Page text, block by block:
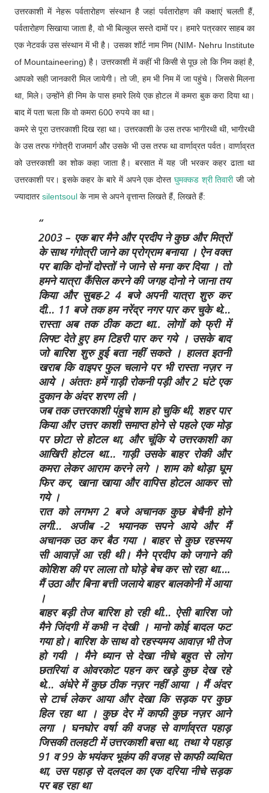
उत्तरकाशी में नेहरू पर्वतारोहण संस्थान है जहां पर्वतारोहण की कक्षाएं चलती हैं,
पर्वतारोहण सिखाया जाता है, वो भी बिल्कुल सस्ते दामों पर। हमारे पत्रकार साहब का
एक नेटवर्क उस संस्थान में भी है। उसका शॉर्ट नाम निम (NIM- Nehru Institute
of Mountaineering) है। उत्तरकाशी में कहीं भी किसी से पूछ लो कि निम कहां है,
आपको सही जानकारी मिल जायेगी। तो जी, हम भी निम में जा पहुंचे। जिससे मिलना
था, मिले। उन्होंने ही निम के पास हमारे लिये एक होटल में कमरा बुक करा दिया था।
बाद में पता चला कि वो कमरा 600 रुपये का था।
कमरे से पूरा उत्तरकाशी दिख रहा था। उत्तरकाशी के उस तरफ भागीरथी थी, भागीरथी
के उस तरफ गंगोत्री राजमार्ग और उसके भी उस तरफ था वार्णाव्रत पर्वत। वार्णाव्रत
को उत्तरकाशी का शोक कहा जाता है। बरसात में यह जी भरकर कहर ढाता था
उत्तरकाशी पर। इसके कहर के बारे में अपने एक दोस्त घुमक्कड श्री तिवारीजी जो
ज्यादातरsilentsoul के नाम से अपने वृत्तान्त लिखते हैं, लिखते हैं:
2003 – एक बार मैने और प्रदीप ने कुछ और मित्रों
के साथ गंगोत्री जाने का प्रोग्राम बनाया । ऐन वक्त
पर बाकि दोनों दोस्तों ने जाने से मना कर दिया । तो
हमने यात्रा कैंसिल करने की जगह दोनो ने जाना तय
किया और सुबह-2 4 बजे अपनी यात्रा शुरु कर
दी… 11 बजे तक हम नरेंद्र नगर पार कर चुके थे…
रास्ता अब तक ठीक कटा था.. लोगों को फ्री में
लिफ्ट देते हुए हम टिहरी पार कर गये । उसके बाद
जो बारिश शुरु हुई बता नहीं सकते । हालत इतनी
खराब कि वाइपर फुल चलाने पर भी रास्ता नज़र न
आये । अंततः हमें गाड़ी रोकनी पड़ी और 2 घंटे एक
दुकान के अंदर शरण ली ।
जब तक उत्तरकाशी पंहुचे शाम हो चुकि थी, शहर पार
किया और उत्तर काशी समाप्त होने से पहले एक मोड़
पर छोटा से होटल था, और चूंकि ये उत्तरकाशी का
आखिरी होटल था… गाड़ी उसके बाहर रोकी और
कमरा लेकर आराम करने लगे । शाम को थोड़ा घूम
फिर कर, खाना खाया और वापिस होटल आकर सो
गये ।
रात को लगभग 2 बजे अचानक कुछ बेचैनी होने
लगी… अजीब -2 भयानक सपने आये और मैं
अचानक उठ कर बैठ गया । बाहर से कुछ रहस्मय
सी आवाज़ें आ रही थी। मैने प्रदीप को जगाने की
कोशिश की पर लाला तो घोड़े बेच कर सो रहा था….
मैं उठा और बिना बत्ती जलाये बाहर बालकोनी में आया
।
बाहर बड़ी तेज बारिश हो रही थी… ऐसी बारिश जो
मैने जिंदगी में कभी न देखी । मानो कोई बादल फट
गया हो। बारिश के साथ वो रहस्यमय आवाज़ भी तेज
हो गयी । मैने ध्यान से देखा नीचे बहुत से लोग
छतरियां व ओवरकोट पहन कर खड़े कुछ देख रहे
थे… अंधेरे में कुछ ठीक नज़र नहीं आया । मैं अंदर
से टार्च लेकर आया और देखा कि सड़क पर कुछ
हिल रहा था । कुछ देर में काफी कुछ नज़र आने
लगा । घनघोर वर्षा की वजह से वार्णाव्रत पहाड़
जिसकी तलहटी में उत्तरकाशी बसा था, तथा ये पहाड़
91 व 99 के भयंकर भूकंप की वजह से काफी व्यथित
था, उस पहाड़ से दलदल का एक दरिया नीचे सड़क
पर बह रहा था